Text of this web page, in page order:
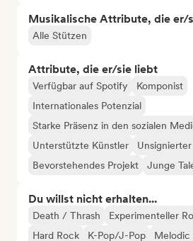
Musikalische Attribute, die er/
Alle Stützen
Attribute, die er/sie liebt
Verfügbar auf Spotify
Komponist
Internationales Potenzial
Starke Präsenz in den sozialen
Unterstützte Künstler
Bevorstehendes Projekt
Junge
Du willst nicht erhalten...
Death / Thrash Experimenteller
Hard Rock
K-Pop/J-Pop Melodic